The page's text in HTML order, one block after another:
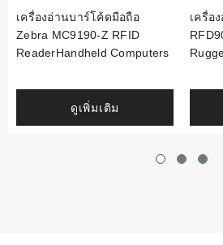
เครื่องอ่านบาร์โค้ดมือถือ
Zebra MC9190-Z RFID
ReaderHandheld Computers
ดูเพิ่มเติม
เครื่อ